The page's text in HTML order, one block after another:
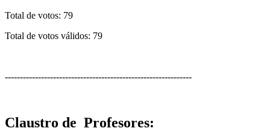
Total de votos: 79
Total de votos válidos: 79
--------------------------------------------------------------
Claustro de Profesores: